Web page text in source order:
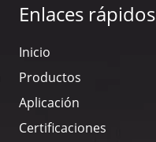
Enlaces rápidos
Inicio
Productos
Aplicación
Certificaciones